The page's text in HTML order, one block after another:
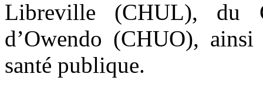
Libreville (CHUL), du
d’Owendo (CHUO),
santé publique.